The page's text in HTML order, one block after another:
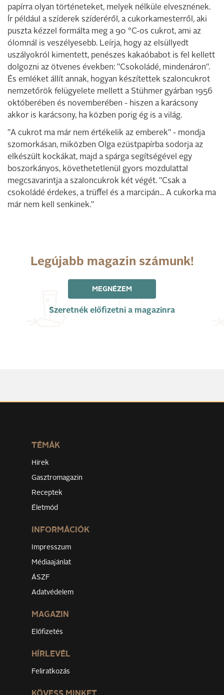
papírra olyan történeteket, melyek nélküle elvesznének.
Ír például a szíderek szíderéről, a cukorkamesterről, aki
puszta kézzel formálta meg a 90 °C-os cukrot, ami az
ólomnál is veszélyesebb. Leírja, hogy az elsüllyedt
uszályokról ki­mentett, penészes kakaóbabot is fel kel­lett
dolgozni az ötvenes években: "Csoko­ládé, mindenáron".
És emléket állít annak, hogyan készítettek szaloncukrot
nemzet­őrök felügyelete mellett a Stühmer gyár­ban 1956
októberében és novemberében - hiszen a karácsony
akkor is karácsony, ha közben porig ég is a világ.
"A cukrot ma már nem értékelik az em­berek" - mondja
szomorkásan, miköz­ben Olga ezüstpapírba sodorja az
elké­szült kockákat, majd a spárga segítségével egy
boszorkányos, követhetetlenül gyors mozdulattal
megcsavarintja a szaloncuk­rok két végét. "Csak a
csokoládé érdekes, a trüffel és a marcipán... A cukorka ma
már nem kell senkinek."
Legújabb magazin számunk!
MEGNÉZEM
Szeretnék előfizetni a magazinra
TÉMÁK
Hírek
Gasztromagazin
Receptek
Életmód
INFORMÁCIÓK
Impresszum
Médiaajánlat
ÁSZF
Adatvédelem
MAGAZIN
Előfizetés
HÍRLEVÉL
Feliratkozás